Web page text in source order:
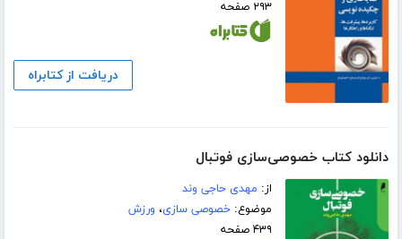
۲۹۳ صفحه
دریافت از کتابراه
دانلود کتاب خصوصی‌سازی فوتبال
از: مهدی حاجی وند
موضوع:خصوصی سازی، ورزش
۴۳۹ صفحه